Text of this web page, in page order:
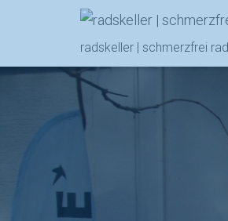
radskeller | schmerzfrei